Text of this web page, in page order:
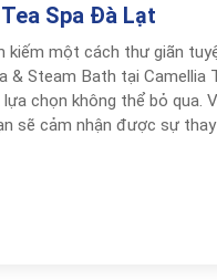
Spa Đà Lạt
kiếm một cách thư giãn
& Steam Bath tại Camellia
chọn không thể bỏ qua.
sẽ cảm nhận được sự